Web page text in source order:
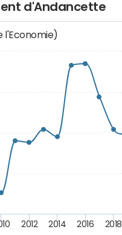
d'Andancette
l'Economie)
2012 2014 2016 2018